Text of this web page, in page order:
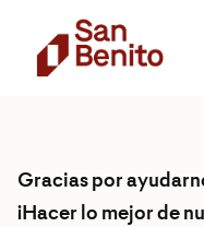
Gracias por
¡Hacer lo mejor de